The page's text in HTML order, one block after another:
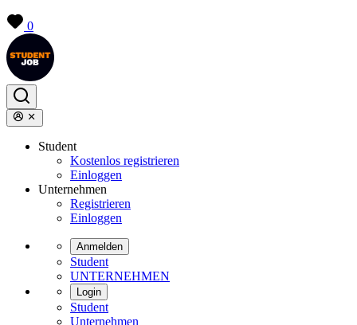
0
Student
Kostenlos registrieren
Einloggen
Unternehmen
Registrieren
Einloggen
Anmelden
Student
UNTERNEHMEN
Login
Student
Unternehmen